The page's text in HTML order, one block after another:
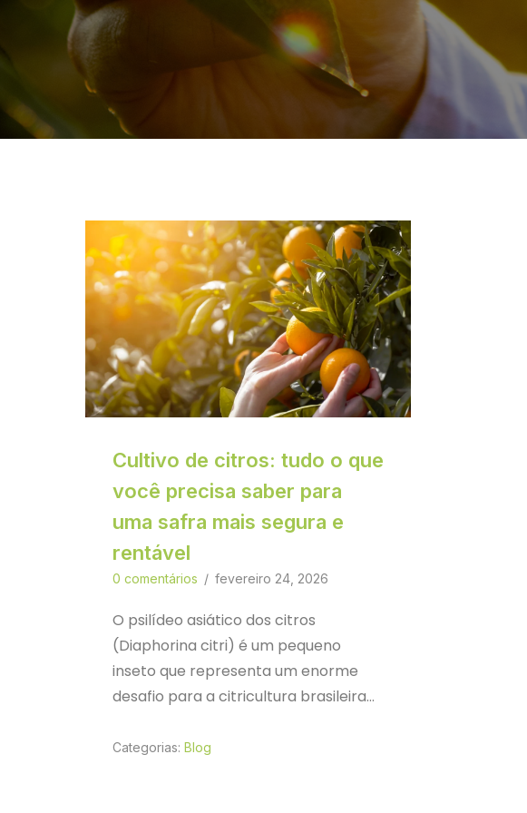
Cultivo de citros: tudo o que
você precisa saber para
uma safra mais segura e
rentável
0 comentários / fevereiro 24, 2026
O psilídeo asiático dos citros
(Diaphorina citri) é um pequeno
inseto que representa um enorme
desafio para a citricultura brasileira…
Categorias: Blog